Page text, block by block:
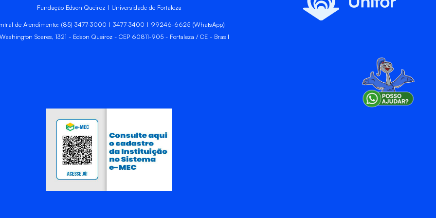
Fundação Edson Queiroz | Universidade de Fortaleza
de Atendimento: (85) 3477-3000 | 3477-3400 | 99246-6625 (WhatsApp)
Soares, 1321 - Edson Queiroz - CEP 60811-905 - Fortaleza / CE - Brasil